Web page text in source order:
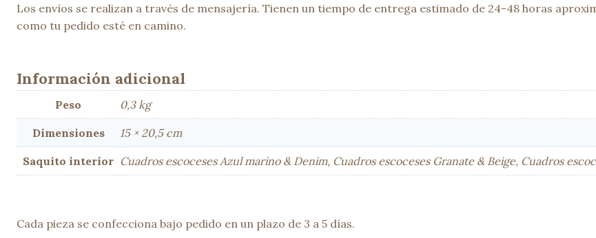
Los envíos se realizan a través de mensajería. Tienen un tiempo de entrega estimado de 24-48 horas
como tu pedido esté en camino.
Información adicional
Peso 0,3 kg
Dimensiones 15 × 20,5 cm
Saquito interior Cuadros escoceses Azul marino & Denim, Cuadros escoceses Granate & Beige, Cuadros
Cada pieza se confecciona bajo pedido en un plazo de 3 a 5 días.